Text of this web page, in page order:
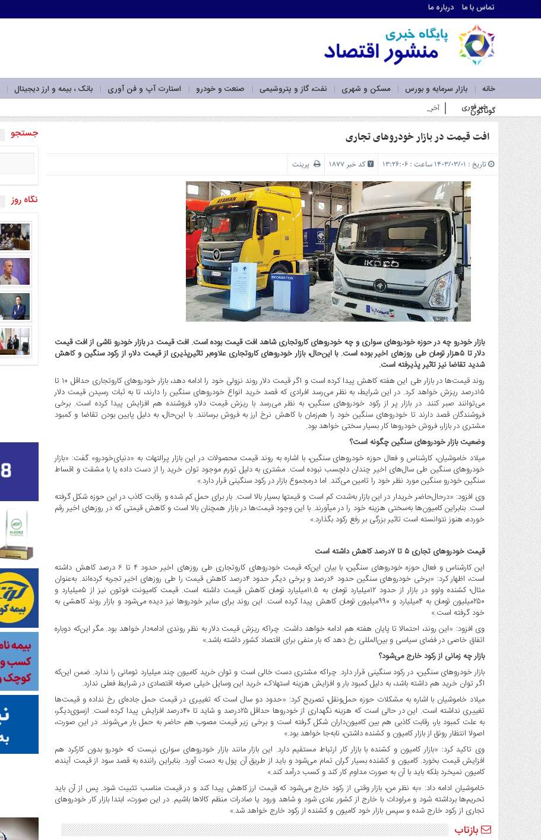
تماس با ما درباره ما
خانه بازار سرمایه و بورس مسکن و شهری نفت، گاز و پتروشیمی صنعت و خودرو استارت آپ و فن آوری بانک ، بیمه و ارز دیجیتال
گوناگون
ما
درباره
سرویس
ها
خانه
بازار
سرمایه
و
بورس
مسکن
و
شهری
نفت،
گاز
و
پتروشیمی
صنعت
و
خودرو
استارت
آپ
و
فن
آوری
بانک
،
بیمه
و
ارز
دیجیتال
کشاورزی
و
صنایع
غذایی
سیاسی
و
بین
الملل
نگاه
روز
گوناگون
خبر فوری آخرین سود ۲۷.۷ درصدی «اندوخته توسعه صادرات آرمانی» واریز شد؛ _
افت قیمت در بازار خودروهای تجاری
تاریخ : ۱۴۰۳/۰۳/۰۱ ساعت : ۱۳:۲۶:۰۶ کد خبر 1877 پرینت
بازار خودرو چه در حوزه خودروهای سواری و چه خودروهای کاروتجاری شاهد افت قیمت بوده است. افت قیمت در بازار خودرو ناشی از افت قیمت
دلار تا ۵هزار تومان طی روزهای اخیر بوده است. با این‌حال، بازار خودروهای کاروتجاری علاوه‌بر تاثیرپذیری از قیمت دلار، از رکود سنگین و کاهش
شدید تقاضا نیز تاثیر پذیرفته است.
روند قیمت‌ها در بازار طی این هفته کاهش پیدا کرده است و اگر قیمت دلار روند نزولی خود را ادامه دهد، بازار خودروهای کاروتجاری حداقل ۱۰ تا
۱۵درصد ریزش خواهد کرد. در این شرایط، به نظر می‌رسد افرادی که قصد خرید انواع خودروهای سنگین را دارند، تا به ثبات رسیدن قیمت دلار
می‌توانند صبر کنند. در بازار پر از رکود خودروهای سنگین، به نظر می‌رسد با ریزش قیمت دلار، فروشنده هم افزایش پیدا کرده است. برخی
فروشندگان قصد دارند تا خودروهای سنگین خود را هم‌زمان با کاهش نرخ ارز به فروش برسانند. با این‌حال، به دلیل پایین بودن تقاضا و کمبود
مشتری در بازار، فروش خودروها کار بسیار سختی خواهد بود.
وضعیت بازار خودروهای سنگین چگونه است؟
میلاد خاموشیان، کارشناس و فعال حوزه خودروهای سنگین، با اشاره به روند قیمت محصولات در این بازار پرالتهات به «دنیای‌خودرو» گفت: «بازار
خودروهای سنگین طی سال‌های اخیر چندان دلچسب نبوده است. مشتری به دلیل تورم موجود توان خرید را از دست داده یا با مشقت و اقساط
سنگین خودرو سنگین مورد نظر خود را تامین می‌کند. اما درمجموع بازار در رکود سنگینی قرار دارد.»
وی افزود: «درحال‌حاضر خریدار در این بازار به‌شدت کم است و قیمت‎ها بسیار بالا است. بار برای حمل کم شده و رقابت کاذب در این حوزه شکل گرفته
است. بنابراین کامیون‌ها به‌سختی هزینه خود را در می‎آورند. با این وجود قیمت‌ها در بازار همچنان بالا است و کاهش قیمتی که در روزهای اخیر رقم
خورده، هنوز نتوانسته است تاثیر بزرگی بر رفع رکود بگذارد.»
قیمت خودروهای تجاری ۵ تا ۷درصد کاهش داشته است
این کارشناس و فعال حوزه خودروهای سنگین، با بیان این‌که قیمت خودروهای کاروتجاری طی روزهای اخیر حدود ۴ تا ۶ درصد کاهش داشته
است، اظهار کرد: «برخی خودروهای سنگین حدود ۶درصد و برخی دیگر حدود ۴درصد کاهش قیمت را طی روزهای اخیر تجربه کرده‌اند. به‌عنوان
مثال؛ کشنده ولوو در بازار از حدود ۱۲میلیارد تومان به ۱۱.۵میلیارد تومان کاهش قیمت داشته است. قیمت کامیونت فوتون نیز از ۵میلیارد و
۲۵۰میلیون تومان به ۴میلیارد و ۹۹۰میلیون تومان کاهش پیدا کرده است. این روند برای سایر خودروها نیز دیده می‌شود و بازار روند کاهشی به
خود گرفته است.»
وی افزود: «این روند، احتمالا تا پایان هفته هم ادامه خواهد داشت. چراکه ریزش قیمت دلار به نظر روندی ادامه‌دار خواهد بود. مگر این‌که دوباره
اتفاق خاصی در فضای سیاسی و بین‌المللی رخ دهد که بار منفی برای اقتصاد کشور داشته باشد.»
بازار چه زمانی از رکود خارج می‌شود؟
بازار خودروهای سنگین، در رکود سنگینی قرار دارد. چراکه مشتری دست خالی است و توان خرید کامیون چند میلیارد تومانی را ندارد. ضمن این‌که
اگر توان خرید هم داشته باشد، به دلیل کمبود بار و افزایش هزینه استهلاک، خرید این وسایل خیلی صرفه اقتصادی در شرایط فعلی ندارد.
میلاد خاموشیان با اشاره به مشکلات حوزه حمل‌ونقل، تصریح کرد: «حدود دو سال است که تغییری در قیمت حمل جاده‌ای رخ نداده و قیمت‌ها
تغییری نداشته است. این در حالی است که هزینه نگهداری از خودروها حداقل ۲۵درصد و شاید تا ۴۰درصد افزایش پیدا کرده است. ازسوی‌دیگر،
به علت کمبود بار، رقابت کاذبی هم بین کامیون‌داران شکل گرفته است و برخی زیر قیمت مصوب هم حاضر به حمل بار می‌شوند. در این صورت،
اصولا انتظار رونق از بازار کامیون و کشنده داشتن، نابه‌جا خواهد بود.»
وی تاکید کرد: «بازار کامیون و کشنده با بازار کار ارتباط مستقیم دارد. این بازار مانند بازار خودروهای سواری نیست که خودرو بدون کارکرد هم
افزایش قیمت بخورد. کامیون و کشنده بسیار گران تمام می‌شود و باید از طریق آن پول به دست آورد. بنابراین راننده به قصد سود از قیمت آینده،
کامیون نمی‎خرد بلکه باید با آن به صورت مداوم کار کند و کسب درآمد کند.»
خاموشیان ادامه داد: «به نظر من، بازار وقتی از رکود خارج می‌شود که قیمت ارز کاهش پیدا کند و در قیمت مناسب تثبیت شود. پس از آن باید
تحریم‌ها برداشته شود و مراودات با خارج از کشور عادی شود و شاهد ورود یا صادرات منظم کالاها باشیم. در این صورت، ابتدا بازار کار خودروهای
تجاری از رکود خارج شده و سپس بازار خود کامیون و کشنده از رکود خارج خواهد شد.»
بازتاب
جستجو
نگاه روز